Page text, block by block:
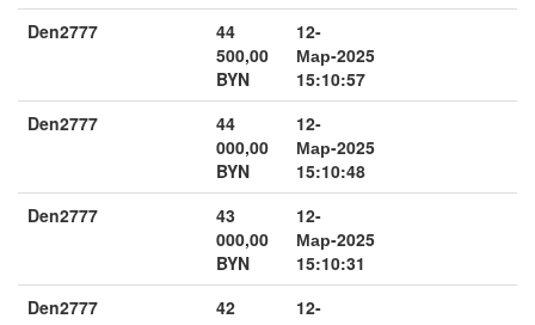
Den2777
44
500,00
BYN
12-
Мар-2025
15:10:57
Den2777
44
000,00
BYN
12-
Мар-2025
15:10:48
Den2777
43
000,00
BYN
12-
Мар-2025
15:10:31
Den2777
42
12-